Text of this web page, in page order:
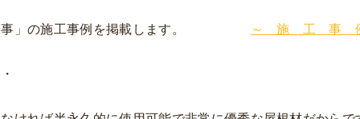
工事」の施工事例を掲載します。 ～ 施 工 事